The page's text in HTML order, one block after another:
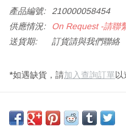
產品編號:
210000058454
供應情況:
On Request -請聯
送貨期:
訂貨請與我們聯絡
*如遇缺貨，請加入查詢訂單
尺寸: 長218 X 深83 X 高84厘米